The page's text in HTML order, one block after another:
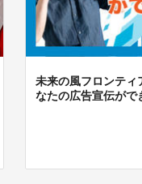
未来の風フロンティ
なたの広告宣伝がで